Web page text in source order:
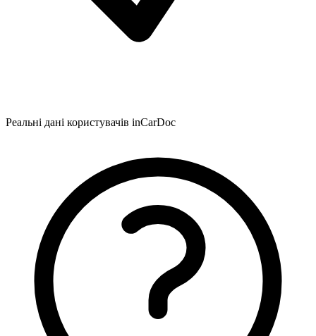
Реальні дані користувачів inCarDoc